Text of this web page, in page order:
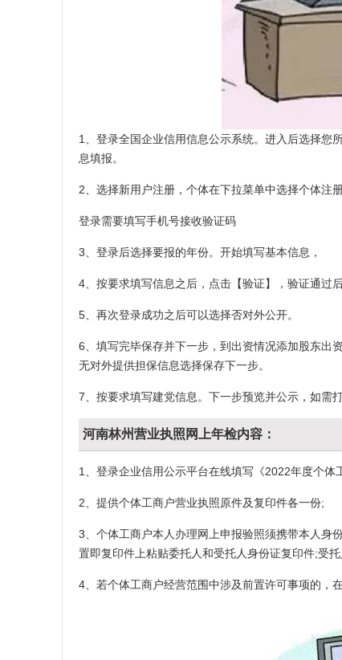
1、登录全国企业信用信息公示系统。进入后选择您
息填报。
2、选择新用户注册，个体在下拉菜单中选择个体注
登录需要填写手机号接收验证码
3、登录后选择要报的年份。开始填写基本信息，
4、按要求填写信息之后，点击【验证】，验证通过
5、再次登录成功之后可以选择否对外公开。
6、填写完毕保存并下一步，到出资情况添加股东出
无对外提供担保信息选择保存下一步。
7、按要求填写建党信息。下一步预览并公示，如需
河南林州营业执照网上年检内容：
1、登录企业信用公示平台在线填写《2022年度个体
2、提供个体工商户营业执照原件及复印件各一份;
3、个体工商户本人办理网上申报验照须携带本人身
置即复印件上粘贴委托人和受托人身份证复印件;受
4、若个体工商户经营范围中涉及前置许可事项的，